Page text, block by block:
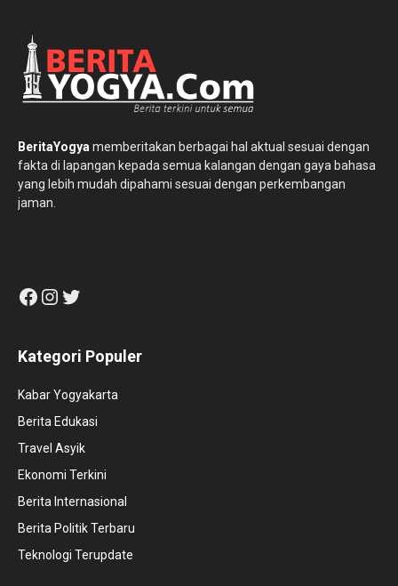
BeritaYogyamemberitakan berbagai hal aktual sesuai dengan
fakta di lapangan kepada semua kalangan dengan gaya bahasa
yang lebih mudah dipahami sesuai dengan perkembangan
jaman.
Facebook
Instagram
Twitter
Kategori Populer
Kabar Yogyakarta
Berita Edukasi
Travel Asyik
Ekonomi Terkini
Berita Internasional
Berita Politik Terbaru
Teknologi Terupdate